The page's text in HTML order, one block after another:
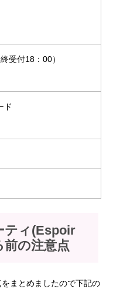
受付18：00）
ド
ティ(Espoir
前の注意点
まとめましたので下記の